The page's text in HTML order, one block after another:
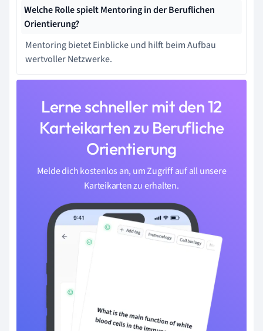
Welche Rolle spielt Mentoring in der Beruflichen
Orientierung?
Mentoring bietet Einblicke und hilft beim Aufbau
wertvoller Netzwerke.
Lerne schneller mit den 12
Karteikarten zu Berufliche
Orientierung
Melde dich kostenlos an, um Zugriff auf all unsere
Karteikarten zu erhalten.